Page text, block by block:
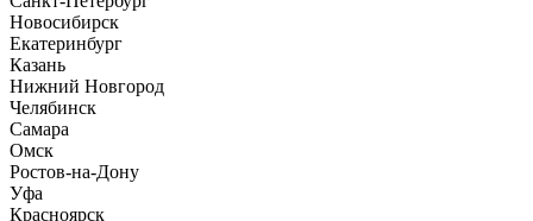
Новосибирск
Екатеринбург
Казань
Нижний Новгород
Челябинск
Самара
Омск
Ростов-на-Дону
Уфа
Красноярск